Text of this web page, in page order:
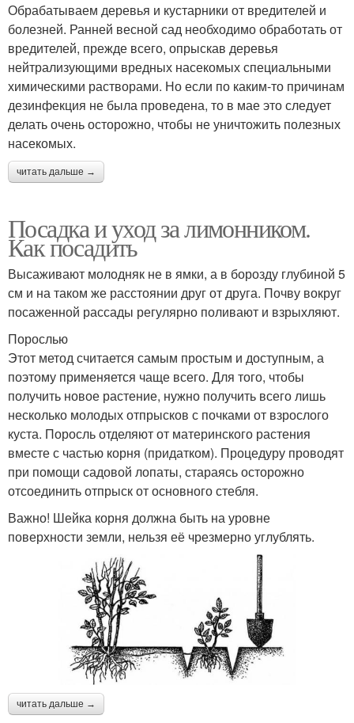
Обрабатываем деревья и кустарники от вредителей и
болезней. Ранней весной сад необходимо обработать от
вредителей, прежде всего, опрыскав деревья
нейтрализующими вредных насекомых специальными
химическими растворами. Но если по каким-то причинам
дезинфекция не была проведена, то в мае это следует
делать очень осторожно, чтобы не уничтожить полезных
насекомых.
читать дальше →
Посадка и уход за лимонником.
Как посадить
Высаживают молодняк не в ямки, а в борозду глубиной 5
см и на таком же расстоянии друг от друга. Почву вокруг
посаженной рассады регулярно поливают и взрыхляют.
Порослью
Этот метод считается самым простым и доступным, а
поэтому применяется чаще всего. Для того, чтобы
получить новое растение, нужно получить всего лишь
несколько молодых отпрысков с почками от взрослого
куста. Поросль отделяют от материнского растения
вместе с частью корня (придатком). Процедуру проводят
при помощи садовой лопаты, стараясь осторожно
отсоединить отпрыск от основного стебля.
Важно! Шейка корня должна быть на уровне
поверхности земли, нельзя её чрезмерно углублять.
читать дальше →